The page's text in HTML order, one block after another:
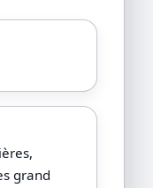
grand